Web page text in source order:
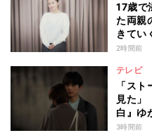
17歳で
た両親
きてい
やった
2時間前
テレビ
「ス
見た」
白』ゆ
ける視
3時間前